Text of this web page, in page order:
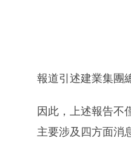
報道引述建業集團
因此，上述報告不
主要涉及四方面消